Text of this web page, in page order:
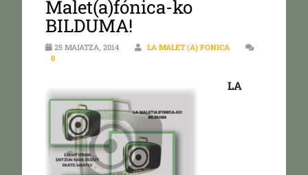
Malet(a)fónica-ko
BILDUMA!
25 MAIATZA, 2014
LA MALET (A) FONICA
0
LA